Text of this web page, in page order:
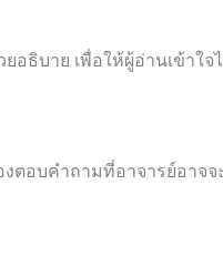
ธิบาย เพื่อให้ผู้อ่านเข้าใจ
อบคำถามที่อาจารย์อาจจ